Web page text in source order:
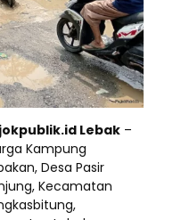
Lebak –
Kampung
Desa Pasir
Kecamatan